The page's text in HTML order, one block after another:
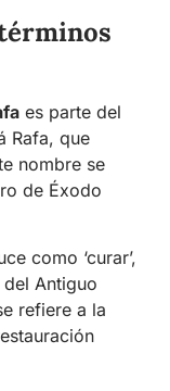
es parte del
Rafa, que
nombre se
de Éxodo
como ‘curar’,
del Antiguo
refiere a la